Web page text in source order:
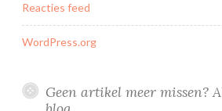
Reacties feed
WordPress.org
Geen artikel meer missen?